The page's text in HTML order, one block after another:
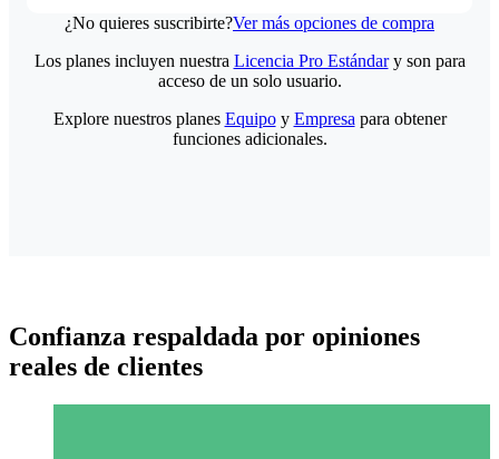
¿No quieres suscribirte?Ver más opciones de compra
Los planes incluyen nuestra Licencia Pro Estándary son para
acceso de un solo usuario.
Explore nuestros planes Equipoy Empresa para obtener
funciones adicionales.
Confianza respaldada por opiniones
reales de clientes